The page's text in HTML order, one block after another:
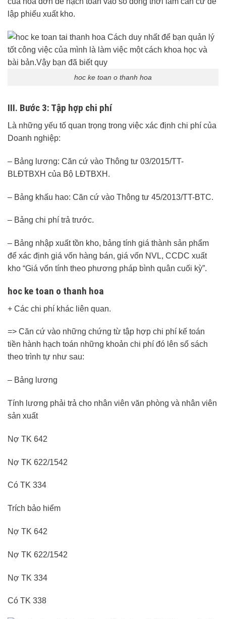
lập phiếu xuất kho.
hoc ke toan o thanh hoa
III. Bước 3: Tập hợp chi phí
Là những yếu tố quan trọng trong việc xác định chi phí của
Doanh nghiệp:
– Bảng lương: Căn cứ vào Thông tư 03/2015/TT-
BLĐTBXH của Bộ LĐTBXH.
– Bảng khấu hao: Căn cứ vào Thông tư 45/2013/TT-BTC.
– Bảng chi phí trả trước.
– Bảng nhập xuất tồn kho, bảng tính giá thành sản phẩm
để xác định giá vốn hàng bán, giá vốn NVL, CCDC xuất
kho “Giá vốn tính theo phương pháp bình quân cuối kỳ”.
hoc ke toan o thanh hoa
+ Các chi phí khác liên quan.
=> Căn cứ vào những chứng từ tập hợp chi phí kế toán
tiền hành hạch toán những khoản chi phí đó lên sổ sách
theo trình tự như sau:
– Bảng lương
Tính lương phải trả cho nhân viên văn phòng và nhân viên
sản xuất
Nợ TK 642
Nợ TK 622/1542
Có TK 334
Trích bảo hiểm
Nợ TK 642
Nợ TK 622/1542
Nợ TK 334
Có TK 338